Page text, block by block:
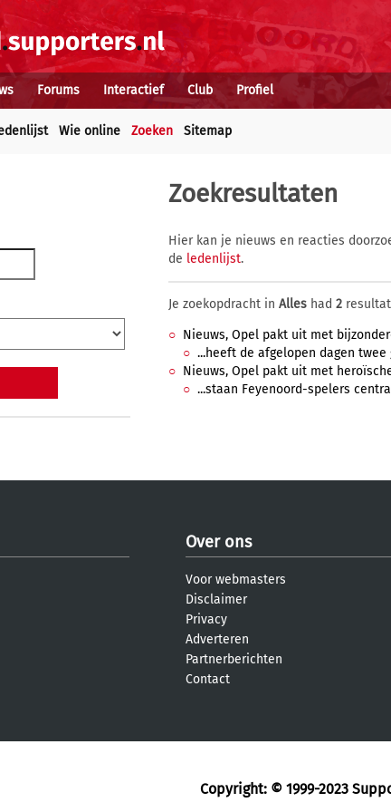
Forums Interactief Club Profiel
Wie online Zoeken Sitemap
Zoekresultaten
Hier kan je nieuws en reacties
de ledenlijst.
Je zoekopdracht in Alles had 2
Nieuws, Opel pakt uit met
...heeft de afgelopen dagen twee
Nieuws, Opel pakt uit met
...staan Feyenoord-spelers
Over ons
Voor webmasters
Disclaimer
Privacy
Adverteren
Partnerberichten
Contact
Copyright: © 1999-2023